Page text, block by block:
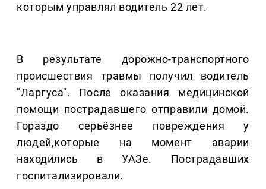
которым управлял водитель 22 лет.
В результате дорожно-транспортного
происшествия травмы получил водитель
"Ларгуса". После оказания медицинской
помощи пострадавшего отправили домой.
Гораздо серьёзнее повреждения у
людей,которые на момент аварии
находились в УАЗе. Пострадавших
госпитализировали.